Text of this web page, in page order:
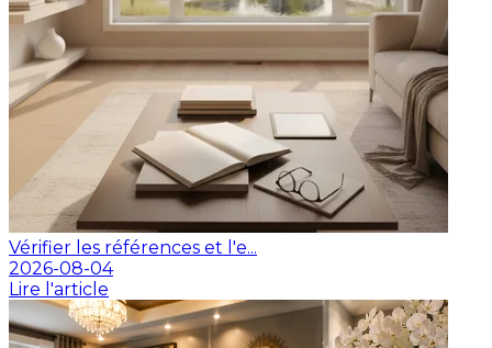
Vérifier les références et l'e...
2026-08-04
Lire l'article